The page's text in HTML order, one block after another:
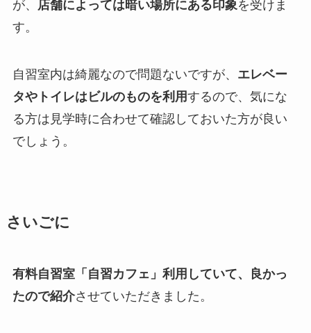
が、 店舗によっては暗い場所にある印象を受けま
す。
自習室内は綺麗なので問題ないですが、 エレベー
タやトイレはビルのものを利用するので、気にな
る方は見学時に合わせて確認しておいた方が良い
でしょう。
さいごに
有料自習室「自習カフェ」利用していて、良かっ
たので紹介させていただきました。